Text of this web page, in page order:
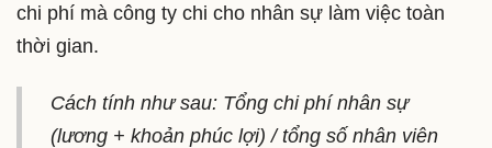
chi phí mà công ty chi cho nhân sự làm việc toàn
thời gian.
Cách tính như sau: Tổng chi phí nhân sự
(lương + khoản phúc lợi) / tổng số nhân viên